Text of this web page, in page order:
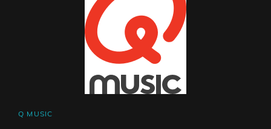
CAT
Q MUSIC